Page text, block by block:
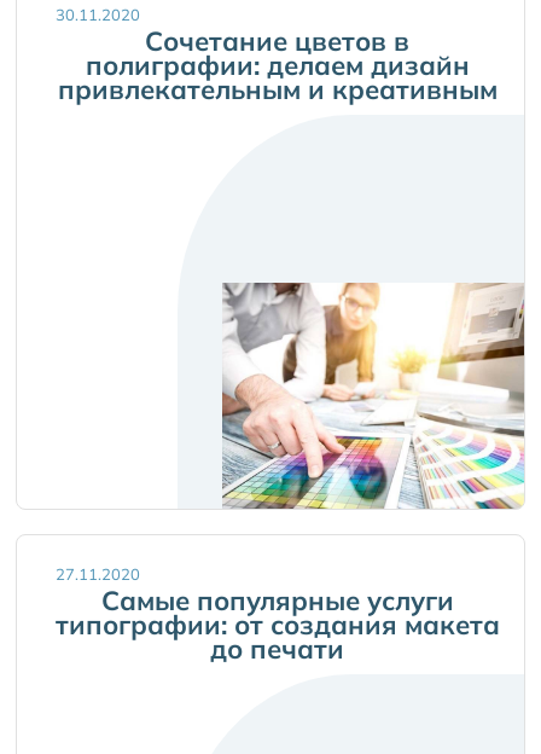
30.11.2020
Сочетание цветов в
полиграфии: делаем дизайн
привлекательным и креативным
27.11.2020
Самые популярные услуги
типографии: от создания макета
до печати